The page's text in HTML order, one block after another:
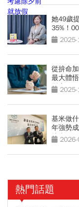
她49歲
35%！
從拚命
最大體
變窮？
基米做
年強勢
找上門？
熱門話題